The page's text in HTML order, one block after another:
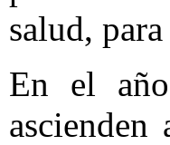
salud,
En el